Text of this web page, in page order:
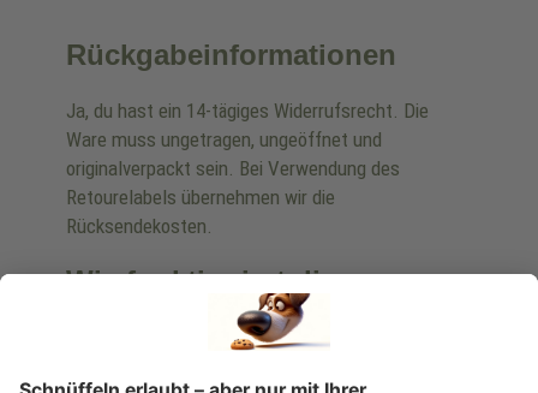
Rückgabeinformationen
Ja, du hast ein 14-tägiges Widerrufsrecht. Die
Ware muss ungetragen, ungeöffnet und
originalverpackt sein. Bei Verwendung des
Retourelabels übernehmen wir die
Rücksendekosten.
Wie funktioniert die
Rücksendung?
Bitte fülle das Rücksendeformular aus. Dieses